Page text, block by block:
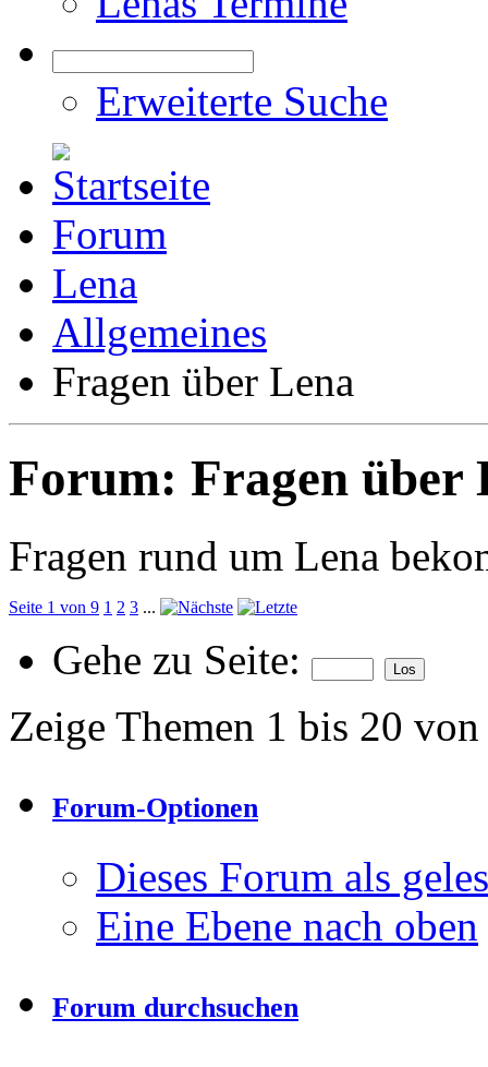
Erweiterte Suche
Forum
Lena
Allgemeines
Fragen über Lena
Forum: Fragen über
Fragen rund um Lena
Seite 1 von 9 1 2 3 ...
Gehe zu Seite:
Zeige Themen 1 bis 20
Forum-Optionen
Dieses Forum als
Eine Ebene nach oben
Forum durchsuchen